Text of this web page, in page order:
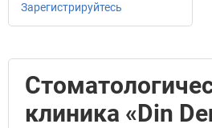
Зарегистрируйтесь
клиника «Din